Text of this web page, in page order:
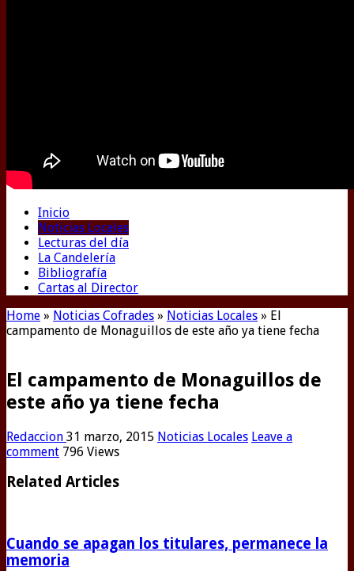
Inicio
Noticias Locales
Lecturas del día
La Candelería
Bibliografía
Cartas al Director
Home » Noticias Cofrades » Noticias Locales » El
campamento de Monaguillos de este año ya tiene fecha
El campamento de Monaguillos de
este año ya tiene fecha
Redaccion 31 marzo, 2015 Noticias Locales Leave a
comment 796 Views
Related Articles
Cuando se apagan los titulares, permanece la
memoria